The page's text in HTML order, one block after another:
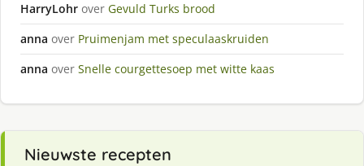
HarryLohr over Gevuld Turks brood
anna over Pruimenjam met speculaaskruiden
anna over Snelle courgettesoep met witte kaas
Nieuwste recepten